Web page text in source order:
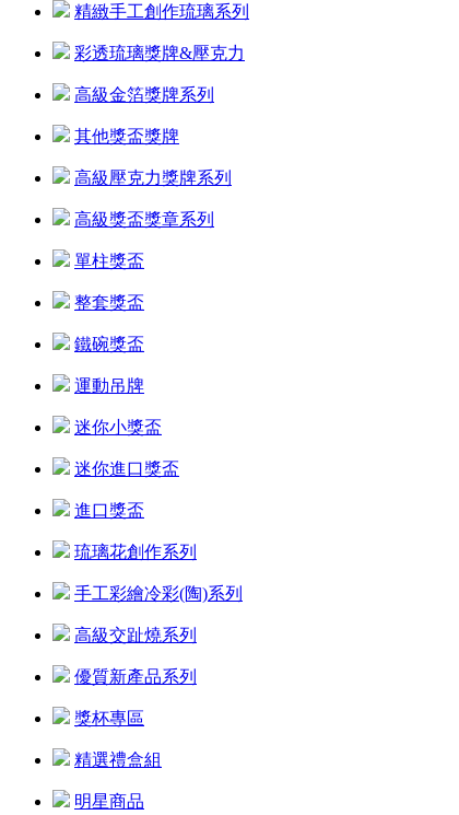
精緻手工創作琉璃系列
彩透琉璃獎牌&壓克力
高級金箔獎牌系列
其他獎盃獎牌
高級壓克力獎牌系列
高級獎盃獎章系列
單柱獎盃
整套獎盃
鐵碗獎盃
運動吊牌
迷你小獎盃
迷你進口獎盃
進口獎盃
琉璃花創作系列
手工彩繪冷彩(陶)系列
高級交趾燒系列
優質新產品系列
獎杯專區
精選禮盒組
明星商品